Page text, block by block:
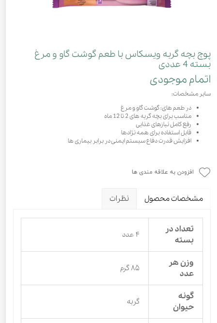
پوچ بچه گربه ویسکاس با طعم گوشت گاو و مرغ
بسته 4 عددی
اتمام موجودی
سایر مشخصات:
در طعم های: گوشت گاو و مرغ
مناسب برای بچه گربه های 2 تا 12 ماه
رفع کامل نیازهای غذایی
قابل استفاده برای همه نژادها
افزایش قدرت دفاع سیستم ایمنی در برابر بیماری ها
افزودن به علاقه مندی ها
مشخصات محصول نظرات
تعداد در
بسته
۴ عدد
وزن هر
عدد
۸۵ گرم
گونه
حیوان
گربه